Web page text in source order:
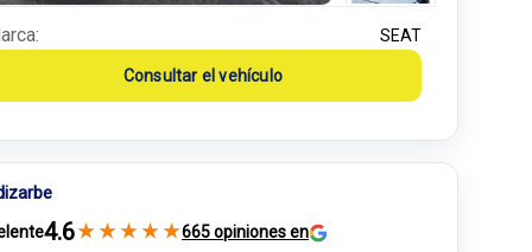
SEAT
Consultar el vehículo
4.6★ ★ ★ ★ ★665 opiniones en